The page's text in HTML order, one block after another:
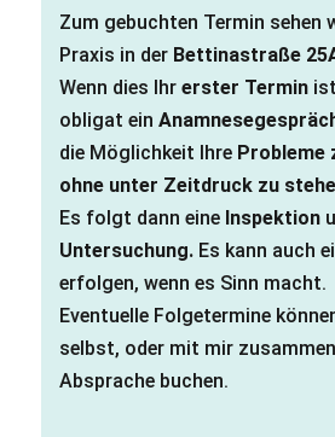
Zum gebuchten Termin sehen
Praxis in der Bettinastraße
Wenn dies Ihr erster Termin
obligat ein
die Möglichkeit Ihre Probleme
ohne unter Zeitdruck zu
Es folgt dann eine Inspektion
Untersuchung. Es kann auch
erfolgen, wenn es Sinn macht.
Eventuelle Folgetermine
selbst, oder mit mir
Absprache buchen.